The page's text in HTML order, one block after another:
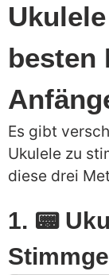
besten
Es gibt
Ukulele zu
diese drei
1. 📟